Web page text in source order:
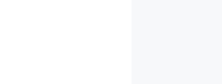
ニアの可能性を広